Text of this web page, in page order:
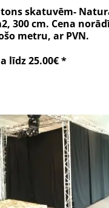
skatuvēm-
300 cm. Cena
metru, ar PVN.
līdz 25.00€ *